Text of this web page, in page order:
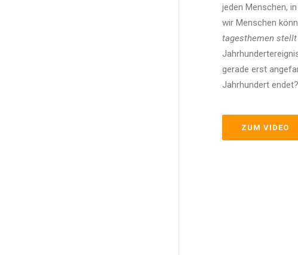
jeden Menschen,
wir Menschen
tagesthemen stellt
gerade erst
Jahrhundert
ZUM VIDEO